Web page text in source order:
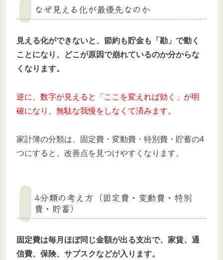
なぜ見える化が最優先なのか
見える化ができないと、節約も貯金も「勘」で動く
ことになり、どこが原因で崩れているのか分からな
くなります。
逆に、数字が見えると「ここを変えれば効く」が明
確になり、無駄な我慢をしなくて済みます。
家計簿の分類は、固定費・変動費・特別費・貯蓄の4
つにすると、改善点を見つけやすくなります。
4分類の考え方（固定費・変動費・特別
費・貯蓄）
固定費は毎月ほぼ同じ金額が出る支出で、家賃、通
信費、保険、サブスクなどが入ります。